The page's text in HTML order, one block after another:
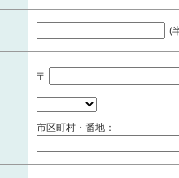
(
〒
市区町村・番地：